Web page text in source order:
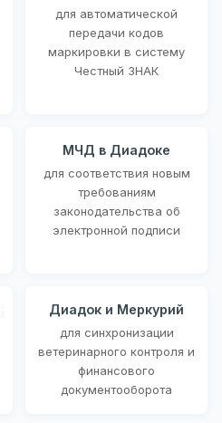
для автоматической
передачи кодов
маркировки в систему
Честный ЗНАК
МЧД в Диадоке
для соответствия новым
требованиям
законодательства об
электронной подписи
Диадок и Меркурий
для синхронизации
ветеринарного контроля и
финансового
документооборота